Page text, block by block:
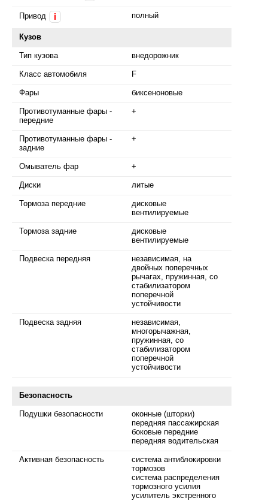
Привод полный
Кузов
Тип кузова внедорожник
Класс автомобиля F
Фары биксеноновые
Противотуманные фары -
передние
+
Противотуманные фары -
задние
+
Омыватель фар +
Диски литые
Тормоза передние
дисковые
вентилируемые
Тормоза задние
дисковые
вентилируемые
Подвеска передняя
независимая, на
двойных поперечных
рычагах, пружинная, со
стабилизатором
поперечной
устойчивости
Подвеска задняя
независимая,
многорычажная,
пружинная, со
стабилизатором
поперечной
устойчивости
Безопасность
Подушки безопасности
оконные (шторки)
передняя пассажирская
боковые передние
передняя водительская
Активная безопасность
система антиблокировки
тормозов
система распределения
тормозного усилия
усилитель экстренного